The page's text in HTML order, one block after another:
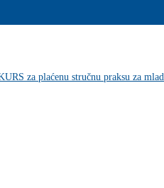
za plaćenu stručnu praksu za